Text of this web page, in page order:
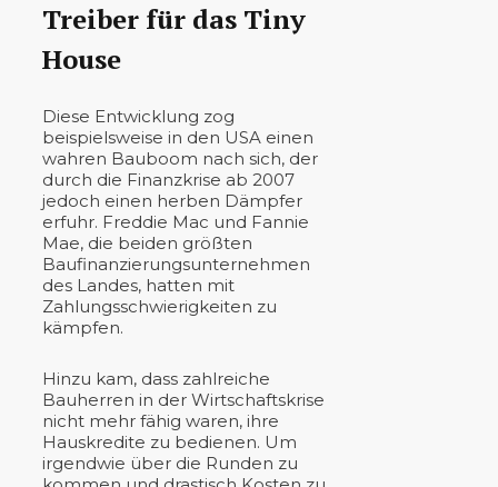
Treiber für das Tiny
House
Diese Entwicklung zog
beispielsweise in den USA einen
wahren Bauboom nach sich, der
durch die Finanzkrise ab 2007
jedoch einen herben Dämpfer
erfuhr. Freddie Mac und Fannie
Mae, die beiden größten
Baufinanzierungsunternehmen
des Landes, hatten mit
Zahlungsschwierigkeiten zu
kämpfen.
Hinzu kam, dass zahlreiche
Bauherren in der Wirtschaftskrise
nicht mehr fähig waren, ihre
Hauskredite zu bedienen. Um
irgendwie über die Runden zu